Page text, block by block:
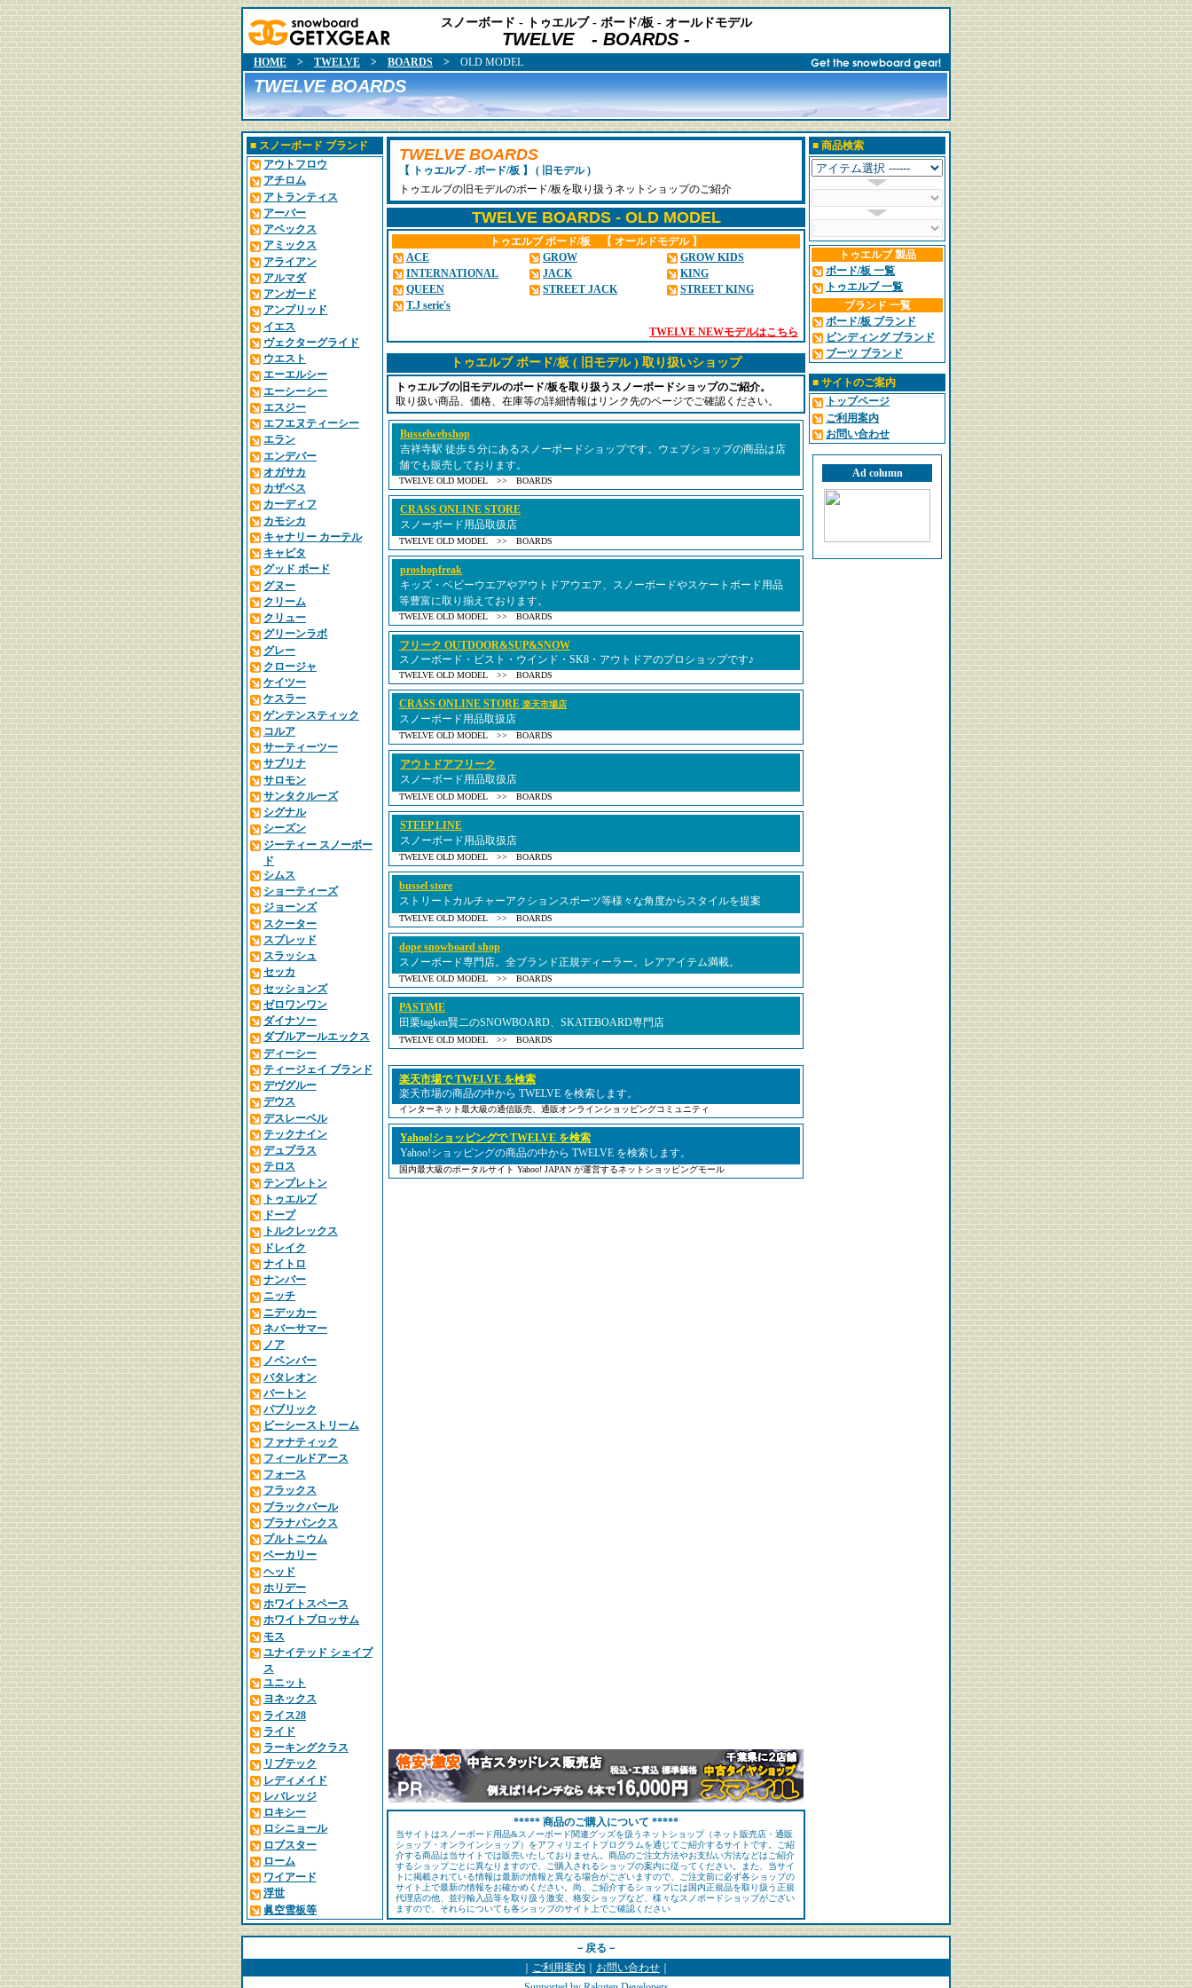
スノーボード - トゥエルブ - ボード/板 - オールドモデル
TWELVE - BOARDS -
HOME > TWELVE > BOARDS > OLD MODEL
TWELVE BOARDS
■ スノーボード ブランド
アウトフロウ
アチロム
アトランティス
アーバー
アペックス
アミックス
アライアン
アルマダ
アンガード
アンプリッド
イエス
ヴェクターグライド
ウエスト
エーエルシー
エーシーシー
エスジー
エフエヌティーシー
エラン
エンデバー
オガサカ
カザベス
カーディフ
カモシカ
キャナリー カーテル
キャピタ
グッド ボード
グヌー
クリーム
クリュー
グリーンラボ
グレー
クロージャ
ケイツー
ケスラー
ゲンテンスティック
コルア
サーティーツー
サブリナ
サロモン
サンタクルーズ
シグナル
シーズン
ジーティー スノーボー
ド
シムス
ショーティーズ
ジョーンズ
スクーター
スプレッド
スラッシュ
セッカ
セッションズ
ゼロワンワン
ダイナソー
ダブルアールエックス
ディーシー
ティージェイ ブランド
デヴグルー
デウス
デスレーベル
テックナイン
デュプラス
テロス
テンプレトン
トゥエルブ
ドープ
トルクレックス
ドレイク
ナイトロ
ナンバー
ニッチ
ニデッカー
ネバーサマー
ノア
ノベンバー
バタレオン
バートン
パブリック
ビーシーストリーム
ファナティック
フィールドアース
フォース
フラックス
ブラックパール
プラナパンクス
プルトニウム
ベーカリー
ヘッド
ホリデー
ホワイトスペース
ホワイトブロッサム
モス
ユナイテッド シェイプ
ス
ユニット
ヨネックス
ライス28
ライド
ラーキングクラス
リブテック
レディメイド
レバレッジ
ロキシー
ロシニョール
ロブスター
ローム
ワイアード
浮世
眞空雪板等
TWELVE BOARDS
【 トゥエルブ - ボード/板 】 ( 旧モデル )
トゥエルブの旧モデルのボード/板を取り扱うネットショップのご紹介
TWELVE BOARDS - OLD MODEL
トゥエルブ ボード/板 【 オールドモデル 】
ACE
GROW
GROW KIDS
INTERNATIONAL
JACK
KING
QUEEN
STREET JACK
STREET KING
T.J serie's
TWELVE NEWモデルはこちら
トゥエルブ ボード/板 ( 旧モデル ) 取り扱いショップ
トゥエルブの旧モデルのボード/板を取り扱うスノーボードショップのご紹介。
取り扱い商品、価格、在庫等の詳細情報はリンク先のページでご確認ください。
Busselwebshop
吉祥寺駅 徒歩５分にあるスノーボードショップです。ウェブショップの商品は店
舗でも販売しております。
TWELVE OLD MODEL >> BOARDS
CRASS ONLINE STORE
スノーボード用品取扱店
TWELVE OLD MODEL >> BOARDS
proshopfreak
キッズ・ベビーウエアやアウトドアウエア、スノーボードやスケートボード用品
等豊富に取り揃えております。
TWELVE OLD MODEL >> BOARDS
フリーク OUTDOOR&SUP&SNOW
スノーボード・ピスト・ウインド・SK8・アウトドアのプロショップです♪
TWELVE OLD MODEL >> BOARDS
CRASS ONLINE STORE 楽天市場店
スノーボード用品取扱店
TWELVE OLD MODEL >> BOARDS
アウトドアフリーク
スノーボード用品取扱店
TWELVE OLD MODEL >> BOARDS
STEEP LINE
スノーボード用品取扱店
TWELVE OLD MODEL >> BOARDS
bussel store
ストリートカルチャーアクションスポーツ等様々な角度からスタイルを提案
TWELVE OLD MODEL >> BOARDS
dope snowboard shop
スノーボード専門店。全ブランド正規ディーラー。レアアイテム満載。
TWELVE OLD MODEL >> BOARDS
PASTiME
田栗tagken賢二のSNOWBOARD、SKATEBOARD専門店
TWELVE OLD MODEL >> BOARDS
楽天市場で TWELVE を検索
楽天市場の商品の中から TWELVE を検索します。
インターネット最大級の通信販売、通販オンラインショッピングコミュニティ
Yahoo!ショッピングで TWELVE を検索
Yahoo!ショッピングの商品の中から TWELVE を検索します。
国内最大級のポータルサイト Yahoo! JAPAN が運営するネットショッピングモール
■ 商品検索
トゥエルブ 製品
ボード/板 一覧
トゥエルブ 一覧
ブランド 一覧
ボード/板 ブランド
ビンディング ブランド
ブーツ ブランド
■ サイトのご案内
トップページ
ご利用案内
お問い合わせ
Ad column
***** 商品のご購入について *****
当サイトはスノーボード用品&スノーボード関連グッズを扱うネットショップ（ネット販売店・通販
ショップ・オンラインショップ）をアフィリエイトプログラムを通じてご紹介するサイトです。ご紹
介する商品は当サイトでは販売いたしておりません。商品のご注文方法やお支払い方法などはご紹介
するショップごとに異なりますので、ご購入されるショップの案内に従ってください。また、当サイ
トに掲載されている情報は最新の情報と異なる場合がございますので、ご注文前に必ず各ショップの
サイト上で最新の情報をお確かめください。尚、ご紹介するショップには国内正規品を取り扱う正規
代理店の他、並行輸入品等を取り扱う激安、格安ショップなど、様々なスノボードショップがござい
ますので、それらについても各ショップのサイト上でご確認ください
－戻る－
ご利用案内 お問い合わせ